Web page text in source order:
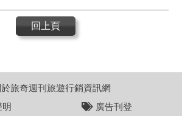
回上頁
於旅奇週刊旅遊行銷資訊網
廣告刊登